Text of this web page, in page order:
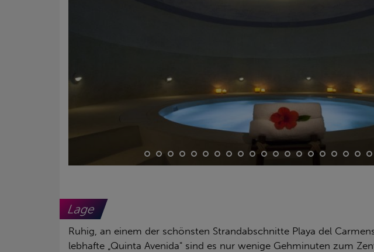
Lage
Ruhig, an einem der schönsten Strandabschnitte Playa del
lebhafte „Quinta Avenida" sind es nur wenige Gehminuten zum